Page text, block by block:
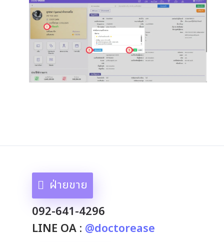
ฝ่ายขาย
092-641-4296
LINE OA : @doctorease